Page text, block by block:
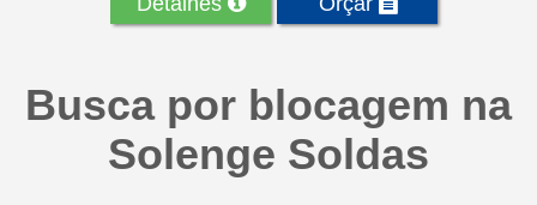
Busca por blocagem na
Solenge Soldas